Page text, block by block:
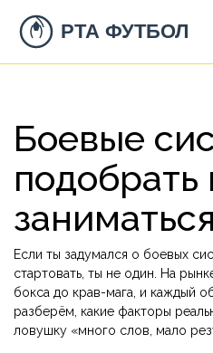
Боевые
подобрать
заниматься
Если ты задумался о боевых
стартовать, ты не один. На
бокса до крав-мага, и каждый
разберём, какие факторы
ловушку «много слов, мало